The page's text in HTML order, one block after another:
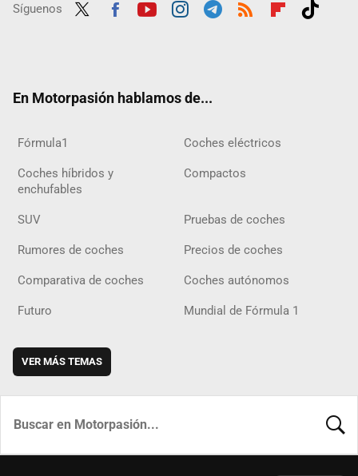
Síguenos
En Motorpasión hablamos de...
Fórmula1 Coches eléctricos
Coches híbridos y
enchufables
Compactos
SUV Pruebas de coches
Rumores de coches Precios de coches
Comparativa de coches Coches autónomos
Futuro Mundial de Fórmula 1
VER MÁS TEMAS